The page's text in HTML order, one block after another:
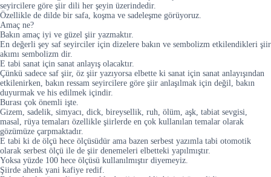
seyircilere göre şiir dili her şeyin üzerindedir.
Özellikle de dilde bir safa, koşma ve sadeleşme görüyoruz.
Amaç ne?
Bakın amaç iyi ve güzel şiir yazmaktır.
En değerli şey saf seyirciler için dizelere bakın ve sembolizm etkilendikleri şiir
akımı sembolizm dir.
E tabi sanat için sanat anlayış olacaktır.
Çünkü sadece saf şiir, öz şiir yazıyorsa elbette ki sanat için sanat anlayışından
etkilenirken, bakın ressam seyircilere göre şiir anlaşılmak için değil, bakın
duyurmak ve his edilmek içindir.
Burası çok önemli işte.
Gizem, sadelik, simyacı, dick, bireysellik, ruh, ölüm, aşk, tabiat sevgisi,
masal, rüya temaları özellikle şiirlerde en çok kullanılan temalar olarak
gözümüze çarpmaktadır.
E tabi ki de ölçü hece ölçüsüdür ama bazen serbest yazımla tabi otomotik
olarak serbest ölçü ile de şiir denemeleri elbetteki yapılmıştır.
Yoksa yüzde 100 hece ölçüsü kullanılmıştır diyemeyiz.
Şiirde ahenk yani kafiye redif.